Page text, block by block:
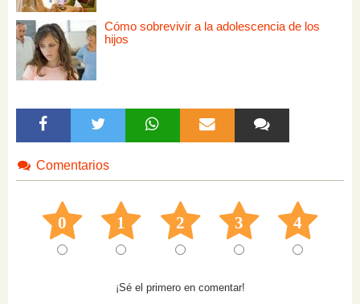
Cómo sobrevivir a la adolescencia de los
hijos
Comentarios
0 1 2 3 4
¡Sé el primero en comentar!